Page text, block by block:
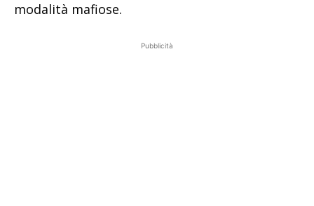
modalità mafiose.
Pubblicità